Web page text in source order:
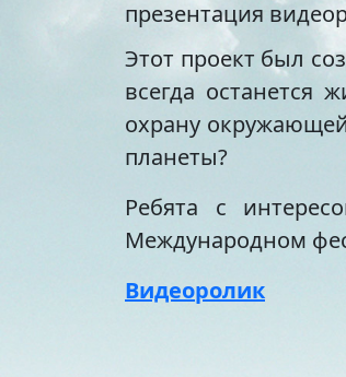
презентация
Этот проект был
всегда
охрану
планеты?
Ребята с
Международном
Видеоролик